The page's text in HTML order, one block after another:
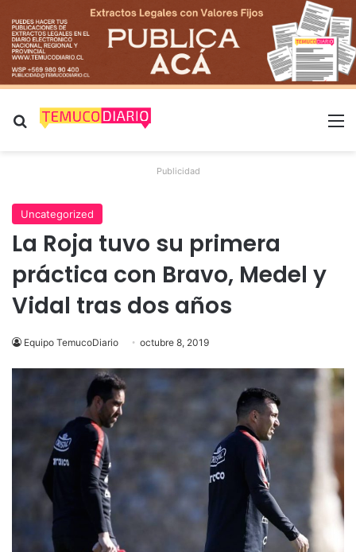
Buscar por
Publicidad
Uncategorized
La Roja tuvo su primera
práctica con Bravo, Medel y
Vidal tras dos años
Equipo TemucoDiario octubre 8, 2019